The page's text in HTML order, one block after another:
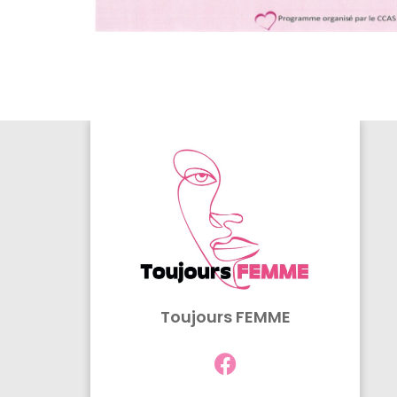
Toujours FEMME